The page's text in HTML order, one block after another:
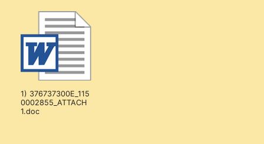
1) 376737300E_115
0002855_ATTACH
1.doc